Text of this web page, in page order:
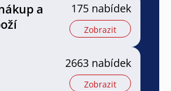
a
175 nabídek
Zobrazit
2663 nabídek
Zobrazit